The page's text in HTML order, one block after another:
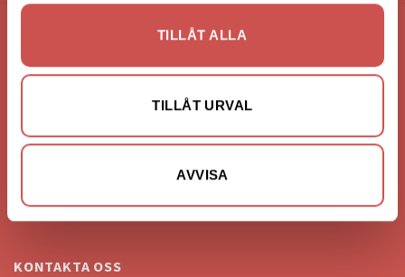
TILLÅT ALLA
TILLÅT URVAL
AVVISA
FÖRETAGSUPPGIFTER
363 44 Lammhult
Bankgiro: 275-4836
KONTAKTA OSS